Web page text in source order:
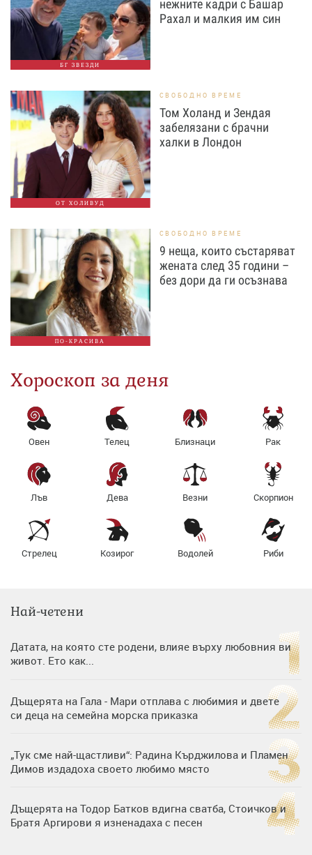
БГ ЗВЕЗДИ
нежните кадри с Башар
Рахал и малкия им син
ОТ ХОЛИВУД
СВОБОДНО ВРЕМЕ
Том Холанд и Зендая
забелязани с брачни
халки в Лондон
ПО-КРАСИВА
СВОБОДНО ВРЕМЕ
9 неща, които състаряват
жената след 35 години –
без дори да ги осъзнава
Хороскоп за деня
Овен Телец Близнаци Рак
Лъв Дева Везни Скорпион
Стрелец Козирог Водолей Риби
Най-четени
Датата, на която сте родени, влияе върху любовния ви
живот. Ето как...
Дъщерята на Гала - Мари отплава с любимия и двете
си деца на семейна морска приказка
„Тук сме най-щастливи“: Радина Кърджилова и Пламен
Димов издадоха своето любимо място
Дъщерята на Тодор Батков вдигна сватба, Стоичков и
Братя Аргирови я изненадаха с песен